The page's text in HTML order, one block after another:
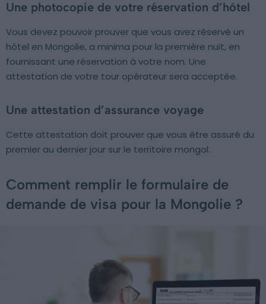
Une photocopie de votre réservation d’hôtel
Vous devez pouvoir prouver que vous avez réservé un
hôtel en Mongolie, a minima pour la première nuit, en
fournissant une réservation à votre nom. Une
attestation de votre tour opérateur sera acceptée.
Une attestation d’assurance voyage
Cette attestation doit prouver que vous être assuré du
premier au dernier jour sur le territoire mongol.
Comment remplir le formulaire de
demande de visa pour la Mongolie ?